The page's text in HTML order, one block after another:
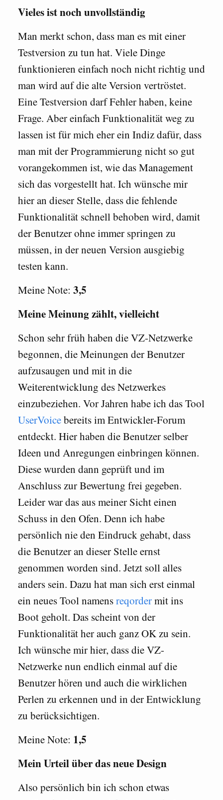
Vieles ist noch unvollständig
Man merkt schon, dass man es mit einer
Testversion zu tun hat. Viele Dinge
funktionieren einfach noch nicht richtig und
man wird auf die alte Version vertröstet.
Eine Testversion darf Fehler haben, keine
Frage. Aber einfach Funktionalität weg zu
lassen ist für mich eher ein Indiz dafür, dass
man mit der Programmierung nicht so gut
vorangekommen ist, wie das Management
sich das vorgestellt hat. Ich wünsche mir
hier an dieser Stelle, dass die fehlende
Funktionalität schnell behoben wird, damit
der Benutzer ohne immer springen zu
müssen, in der neuen Version ausgiebig
testen kann.
Meine Note: 3,5
Meine Meinung zählt, vielleicht
Schon sehr früh haben die VZ-Netzwerke
begonnen, die Meinungen der Benutzer
aufzusaugen und mit in die
Weiterentwicklung des Netzwerkes
einzubeziehen. Vor Jahren habe ich das Tool
UserVoicebereits im Entwickler-Forum
entdeckt. Hier haben die Benutzer selber
Ideen und Anregungen einbringen können.
Diese wurden dann geprüft und im
Anschluss zur Bewertung frei gegeben.
Leider war das aus meiner Sicht einen
Schuss in den Ofen. Denn ich habe
persönlich nie den Eindruck gehabt, dass
die Benutzer an dieser Stelle ernst
genommen worden sind. Jetzt soll alles
anders sein. Dazu hat man sich erst einmal
ein neues Tool namensreqordermit ins
Boot geholt. Das scheint von der
Funktionalität her auch ganz OK zu sein.
Ich wünsche mir hier, dass die VZ-
Netzwerke nun endlich einmal auf die
Benutzer hören und auch die wirklichen
Perlen zu erkennen und in der Entwicklung
zu berücksichtigen.
Meine Note: 1,5
Mein Urteil über das neue Design
Also persönlich bin ich schon etwas